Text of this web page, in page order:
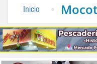
Inicio